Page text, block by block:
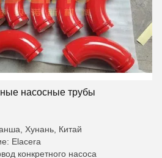
насосные трубы
Хунань, Китай
Elacera
конкретного насоса